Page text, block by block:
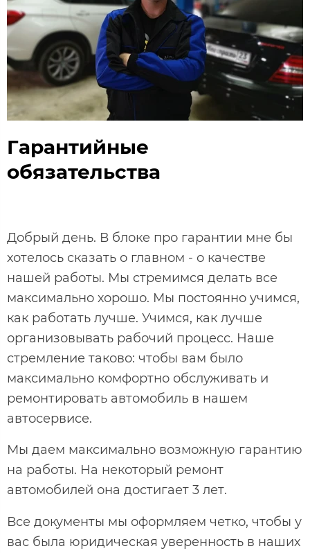
Гарантийные
обязательства
Добрый день. В блоке про гарантии мне бы
хотелось сказать о главном - о качестве
нашей работы. Мы стремимся делать все
максимально хорошо. Мы постоянно учимся,
как работать лучше. Учимся, как лучше
организовывать рабочий процесс. Наше
стремление таково: чтобы вам было
максимально комфортно обслуживать и
ремонтировать автомобиль в нашем
автосервисе.
Мы даем максимально возможную гарантию
на работы. На некоторый ремонт
автомобилей она достигает 3 лет.
Все документы мы оформляем четко, чтобы у
вас была юридическая уверенность в наших